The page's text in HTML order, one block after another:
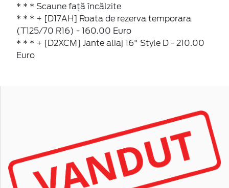
* * * Scaune față încălzite
* * * + [D17AH] Roata de rezerva temporara
(T125/70 R16) - 160.00 Euro
* * * + [D2XCM] Jante aliaj 16" Style D - 210.00
Euro